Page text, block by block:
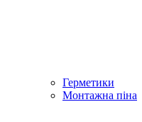
Герметики
Монтажна піна